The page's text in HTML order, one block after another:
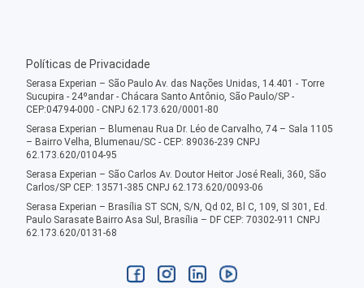
Políticas de Privacidade
Serasa Experian – São Paulo Av. das Nações Unidas, 14.401 - Torre
Sucupira - 24ºandar - Chácara Santo Antônio, São Paulo/SP -
CEP:04794-000 - CNPJ 62.173.620/0001-80
Serasa Experian – Blumenau Rua Dr. Léo de Carvalho, 74 – Sala 1105
– Bairro Velha, Blumenau/SC - CEP: 89036-239 CNPJ
62.173.620/0104-95
Serasa Experian – São Carlos Av. Doutor Heitor José Reali, 360, São
Carlos/SP CEP: 13571-385 CNPJ 62.173.620/0093-06
Serasa Experian – Brasília ST SCN, S/N, Qd 02, Bl C, 109, Sl 301, Ed.
Paulo Sarasate Bairro Asa Sul, Brasília – DF CEP: 70302-911 CNPJ
62.173.620/0131-68